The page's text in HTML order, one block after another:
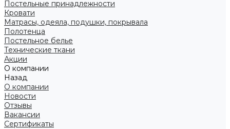
Постельные принадлежности
Кровати
Матрасы, одеяла, подушки, покрывала
Полотенца
Постельное белье
Технические ткани
Акции
О компании
Назад
О компании
Новости
Отзывы
Вакансии
Сертификаты